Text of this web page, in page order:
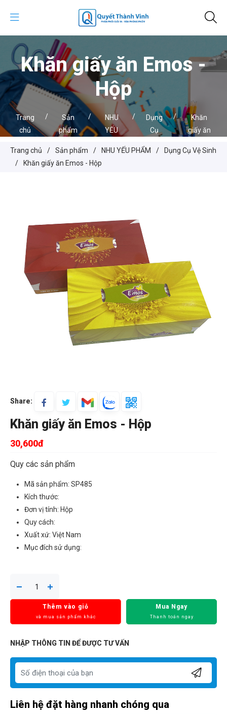
Khăn giấy ăn Emos -
Hộp
Trang
chủ
/
Sản
phẩm
/
NHU
YẾU
/
Dụng
Cụ
Sinh
/
Khăn
giấy ăn
Hộp
Trang chủ / Sản phẩm / NHU YẾU PHẨM /
Dụng Cụ Vệ Sinh
/
Khăn giấy ăn Emos - Hộp
Share:
Khăn giấy ăn Emos - Hộp
30,600đ
Quy các sản phẩm
Mã sản phẩm: SP485
Kích thước:
Đơn vị tính: Hộp
Quy cách:
Xuất xứ: Việt Nam
Mục đích sử dụng:
Thêm vào giỏ
và mua sản phẩm khác
Mua Ngay
Thanh toán ngay
NHẬP THÔNG TIN ĐỂ ĐƯỢC TƯ VẤN
Liên hệ đặt hàng nhanh chóng qua